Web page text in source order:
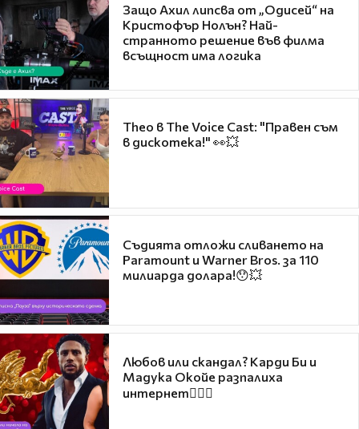
Защо Ахил липсва от „Одисей“ на
Кристофър Нолън? Най-
странното решение във филма
всъщност има логика
Theo в The Voice Cast: "Правен съм
в дискотека!" 👀💥
Съдията отложи сливането на
Paramount и Warner Bros. за 110
милиарда долара!😯💥
Любов или скандал? Карди Би и
Мадука Окойе разпалиха
интернет❤️‍🔥🔥